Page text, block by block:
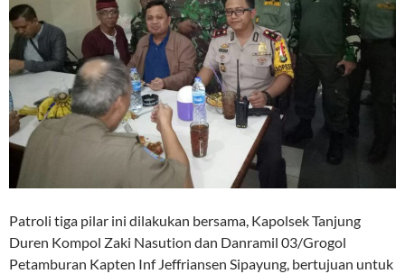
Patroli tiga pilar ini dilakukan bersama, Kapolsek Tanjung
Duren Kompol Zaki Nasution dan Danramil 03/Grogol
Petamburan Kapten Inf Jeffriansen Sipayung, bertujuan untuk